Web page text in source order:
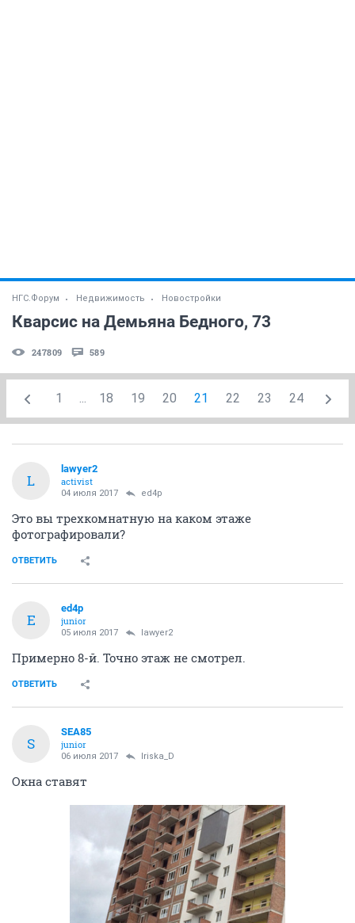
НГС.Форум Недвижимость Новостройки
Кварсис на Демьяна Бедного, 73
247809 589
1 18 19 20 21 22 23 24
L
lawyer2
activist
04 июля 2017 ed4p
Это вы трехкомнатную на каком этаже
фотографировали?
ОТВЕТИТЬ
E
ed4p
junior
05 июля 2017 lawyer2
Примерно 8-й. Точно этаж не смотрел.
ОТВЕТИТЬ
S
SEA85
junior
06 июля 2017 Iriska_D
Окна ставят